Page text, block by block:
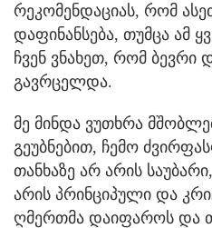
რეკომენდაციას, რომ
დაფინანსება, თუმცა ამ
ჩვენ ვნახეთ, რომ ბევრი
გავრცელდა.
მე მინდა ვუთხრა
გეუბნებით, ჩემო
თანხაზე არ არის
არის პრინციპული და
ღმერთმა დაიფაროს და